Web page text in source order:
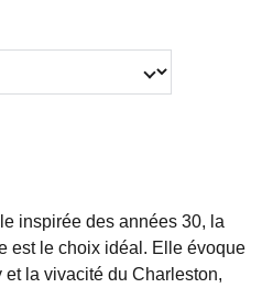
inspirée des années 30, la
est le choix idéal. Elle évoque
et la vivacité du Charleston,